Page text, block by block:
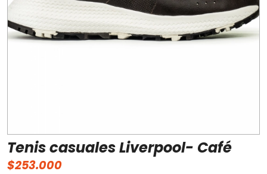
Tenis casuales Liverpool- Café
$253.000